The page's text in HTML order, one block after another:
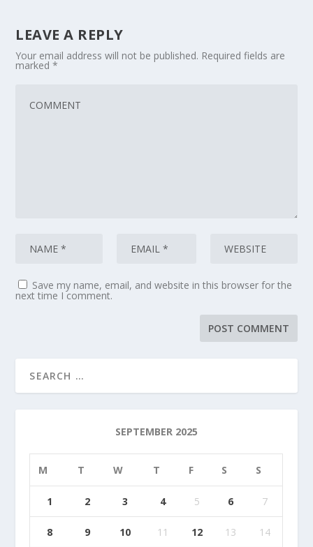
LEAVE A REPLY
Your email address will not be published. Required fields are
marked*
Save my name, email, and website in this browser for the
next time I comment.
SEPTEMBER 2025
M T W T F S S
1 2 3 4 5 6 7
8 9 10 11 12 13 14